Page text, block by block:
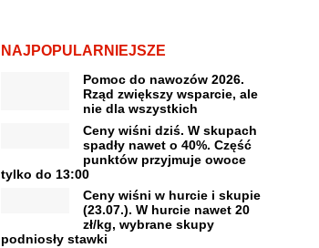
NAJPOPULARNIEJSZE
Pomoc do nawozów 2026.
Rząd zwiększy wsparcie, ale
nie dla wszystkich
Ceny wiśni dziś. W skupach
spadły nawet o 40%. Część
punktów przyjmuje owoce
tylko do 13:00
Ceny wiśni w hurcie i skupie
(23.07.). W hurcie nawet 20
zł/kg, wybrane skupy
podniosły stawki